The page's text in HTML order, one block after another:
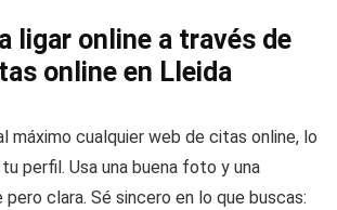
ligar online a través de
online en Lleida
máximo cualquier web de citas online, lo
perfil. Usa una buena foto y una
clara. Sé sincero en lo que buscas: